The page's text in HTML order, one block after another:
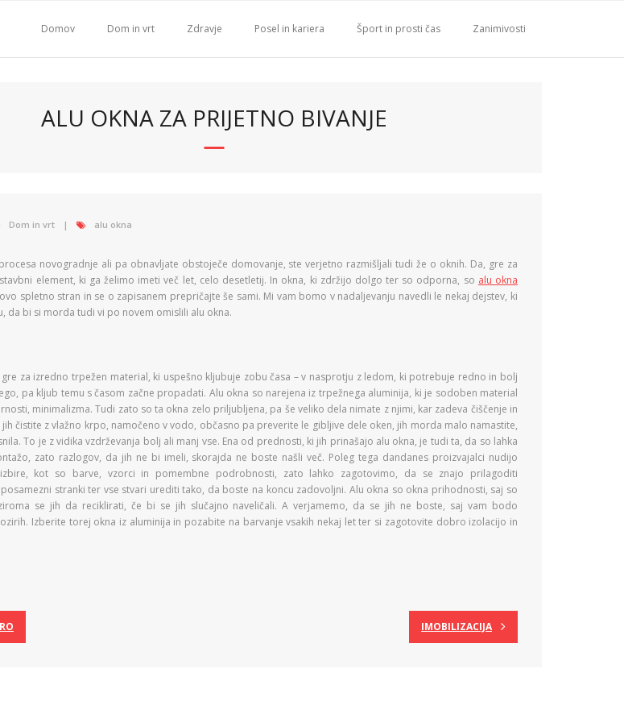
Domov Dom in vrt Zdravje Posel in kariera Šport in prosti čas Zanimivosti
ALU OKNA ZA PRIJETNO BIVANJE
Dom in vrt alu okna
novogradnje ali pa obnavljate obstoječe domovanje, ste verjetno razmišljali tudi že o oknih. Da, gre za
element, ki ga želimo imeti več let, celo desetletij. In okna, ki zdržijo dolgo ter so odporna, so alu okna
spletno stran in se o zapisanem prepričajte še sami. Mi vam bomo v nadaljevanju navedli le nekaj dejstev, ki
da bi si morda tudi vi po novem omislili alu okna.
za izredno trpežen material, ki uspešno kljubuje zobu časa – v nasprotju z ledom, ki potrebuje redno in bolj
pa kljub temu s časom začne propadati. Alu okna so narejena iz trpežnega aluminija, ki je sodoben material
minimalizma. Tudi zato so ta okna zelo priljubljena, pa še veliko dela nimate z njimi, kar zadeva čiščenje in
jih čistite z vlažno krpo, namočeno v vodo, občasno pa preverite le gibljive dele oken, jih morda malo namastite,
To je z vidika vzdrževanja bolj ali manj vse. Ena od prednosti, ki jih prinašajo alu okna, je tudi ta, da so lahka
zato razlogov, da jih ne bi imeli, skorajda ne boste našli več. Poleg tega dandanes proizvajalci nudijo
kot so barve, vzorci in pomembne podrobnosti, zato lahko zagotovimo, da se znajo prilagoditi
stranki ter vse stvari urediti tako, da boste na koncu zadovoljni. Alu okna so okna prihodnosti, saj so
se jih da reciklirati, če bi se jih slučajno naveličali. A verjamemo, da se jih ne boste, saj vam bodo
Izberite torej okna iz aluminija in pozabite na barvanje vsakih nekaj let ter si zagotovite dobro izolacijo in
IMOBILIZACIJA